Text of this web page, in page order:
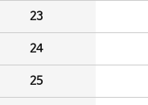
23
24
25